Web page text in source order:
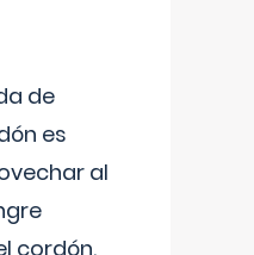
de
es
al
cordón.